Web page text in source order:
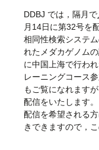
センターについて
利用規約
問合せ
DDBJ では，隔月で
月14日に第32号を
相同性検索システ
れたメダカゲノム
に中国上海で行わ
レーニングコース
もご覧になれます
配信をいたします。
配信を希望される方
きできますので，